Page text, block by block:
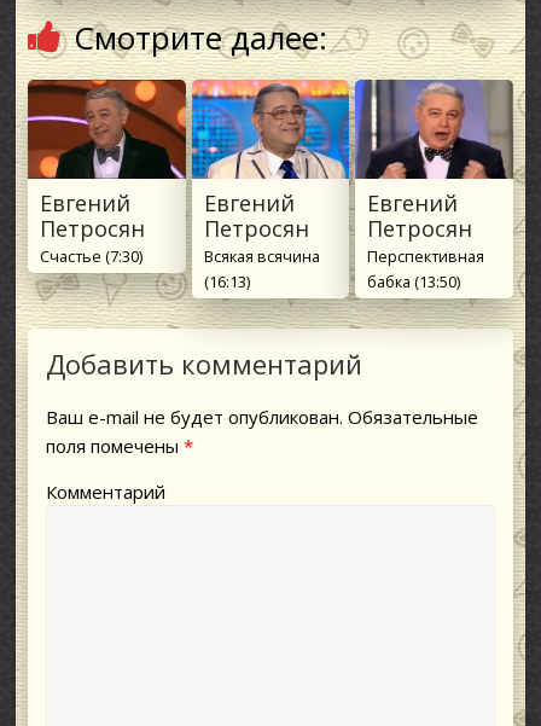
Смотрите далее:
Евгений
Петросян
Счастье (7:30)
Евгений
Петросян
Всякая всячина
(16:13)
Евгений
Петросян
Перспективная
бабка (13:50)
Добавить комментарий
Ваш e-mail не будет опубликован. Обязательные
поля помечены*
Комментарий